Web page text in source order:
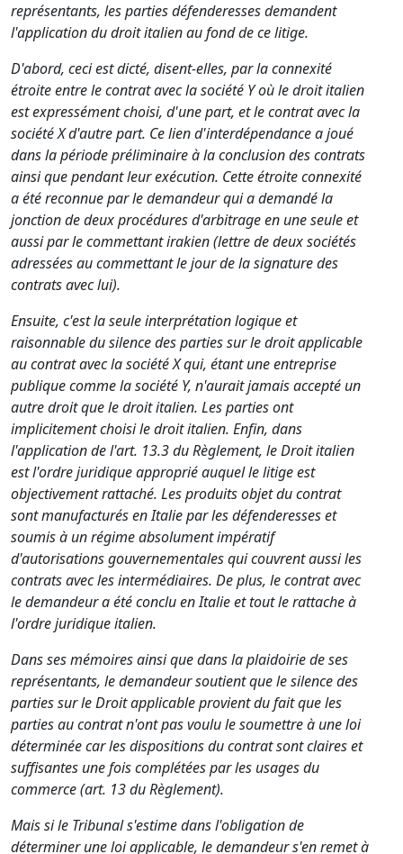
représentants, les parties défenderesses demandent
l'application du droit italien au fond de ce litige.
D'abord, ceci est dicté, disent-elles, par la connexité
étroite entre le contrat avec la société Y où le droit italien
est expressément choisi, d'une part, et le contrat avec la
société X d'autre part. Ce lien d'interdépendance a joué
dans la période préliminaire à la conclusion des contrats
ainsi que pendant leur exécution. Cette étroite connexité
a été reconnue par le demandeur qui a demandé la
jonction de deux procédures d'arbitrage en une seule et
aussi par le commettant irakien (lettre de deux sociétés
adressées au commettant le jour de la signature des
contrats avec lui).
Ensuite, c'est la seule interprétation logique et
raisonnable du silence des parties sur le droit applicable
au contrat avec la société X qui, étant une entreprise
publique comme la société Y, n'aurait jamais accepté un
autre droit que le droit italien. Les parties ont
implicitement choisi le droit italien. Enfin, dans
l'application de l'art. 13.3 du Règlement, le Droit italien
est l'ordre juridique approprié auquel le litige est
objectivement rattaché. Les produits objet du contrat
sont manufacturés en Italie par les défenderesses et
soumis à un régime absolument impératif
d'autorisations gouvernementales qui couvrent aussi les
contrats avec les intermédiaires. De plus, le contrat avec
le demandeur a été conclu en Italie et tout le rattache à
l'ordre juridique italien.
Dans ses mémoires ainsi que dans la plaidoirie de ses
représentants, le demandeur soutient que le silence des
parties sur le Droit applicable provient du fait que les
parties au contrat n'ont pas voulu le soumettre à une loi
déterminée car les dispositions du contrat sont claires et
suffisantes une fois complétées par les usages du
commerce (art. 13 du Règlement).
Mais si le Tribunal s'estime dans l'obligation de
déterminer une loi applicable, le demandeur s'en remet à